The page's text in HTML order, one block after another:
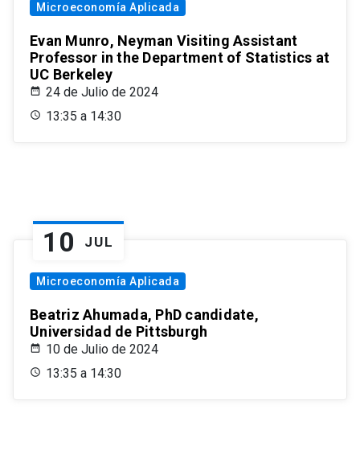
Microeconomía Aplicada
Evan Munro, Neyman Visiting Assistant
Professor in the Department of Statistics at
UC Berkeley
24 de Julio de 2024
13:35 a 14:30
10 JUL
Microeconomía Aplicada
Beatriz Ahumada, PhD candidate,
Universidad de Pittsburgh
10 de Julio de 2024
13:35 a 14:30